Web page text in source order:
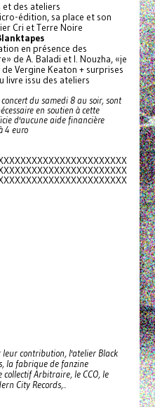
des ateliers
édition, sa place et son
Cri et Terre Noire
en présence des
de A. Baladi et I. Nouzha, «je
Vergine Keaton + surprises
livre issu des ateliers
du samedi 8 au soir, sont
en soutien à cette
d'aucune aide financière
4 euro
XXXXXXXXXXXXXXXX
XXXXXXXXXXXXXXXX
XXXXXXXXXXXXXXXX
leur contribution, l'atelier Black
la fabrique de fanzine
Arbitraire, le CCO, le
City Records,..